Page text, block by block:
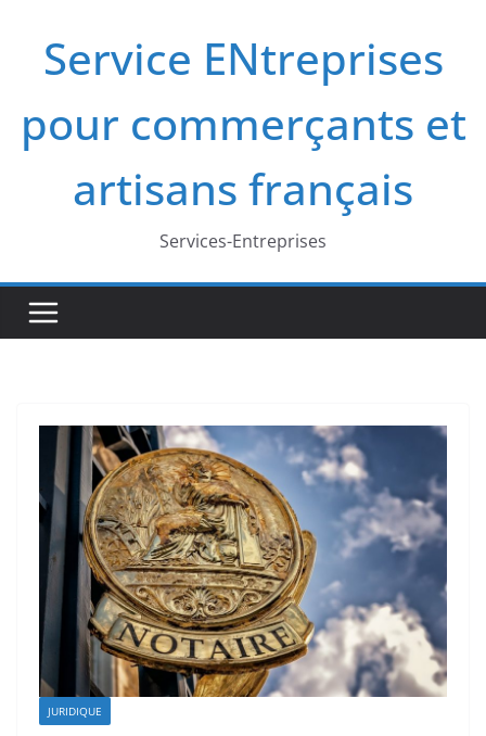
contenuService ENtreprises
pour commerçants et
artisans français
Services-Entreprises
JURIDIQUE